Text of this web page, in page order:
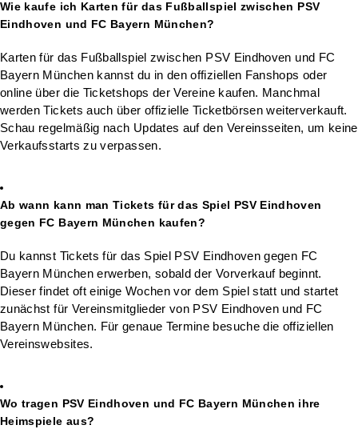
Wie kaufe ich Karten für das Fußballspiel zwischen PSV
Eindhoven und FC Bayern München?
Karten für das Fußballspiel zwischen PSV Eindhoven und FC
Bayern München kannst du in den offiziellen Fanshops oder
online über die Ticketshops der Vereine kaufen. Manchmal
werden Tickets auch über offizielle Ticketbörsen weiterverkauft.
Schau regelmäßig nach Updates auf den Vereinsseiten, um keine
Verkaufsstarts zu verpassen.
Ab wann kann man Tickets für das Spiel PSV Eindhoven
gegen FC Bayern München kaufen?
Du kannst Tickets für das Spiel PSV Eindhoven gegen FC
Bayern München erwerben, sobald der Vorverkauf beginnt.
Dieser findet oft einige Wochen vor dem Spiel statt und startet
zunächst für Vereinsmitglieder von PSV Eindhoven und FC
Bayern München. Für genaue Termine besuche die offiziellen
Vereinswebsites.
Wo tragen PSV Eindhoven und FC Bayern München ihre
Heimspiele aus?